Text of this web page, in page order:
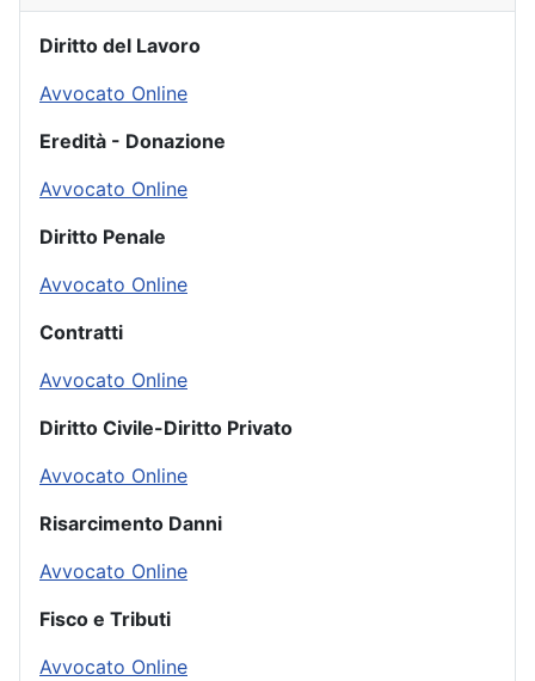
Diritto del Lavoro
Avvocato Online
Eredità - Donazione
Avvocato Online
Diritto Penale
Avvocato Online
Contratti
Avvocato Online
Diritto Civile-Diritto Privato
Avvocato Online
Risarcimento Danni
Avvocato Online
Fisco e Tributi
Avvocato Online